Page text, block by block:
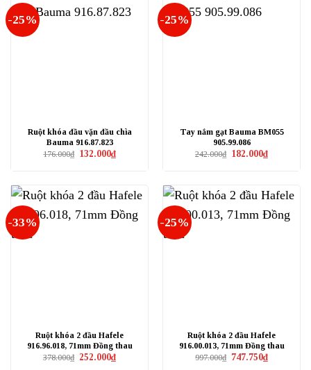
-25%
Ruột khóa đầu vặn đầu chìa
Bauma 916.87.823
176.000₫ Giá
132.000₫Giá
hiện
-25%
Tay nắm gạt Bauma BM055
905.99.086
242.000₫ Giá
182.000₫Giá
hiện
-33%
Ruột khóa 2 đầu Hafele
916.96.018, 71mm Đồng thau
378.000₫ Giá
252.000₫Giá
hiện
-25%
Ruột khóa 2 đầu Hafele
916.00.013, 71mm Đồng thau
997.000₫ Giá
747.750₫Giá
hiện